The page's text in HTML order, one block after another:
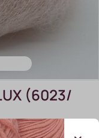
(6023/